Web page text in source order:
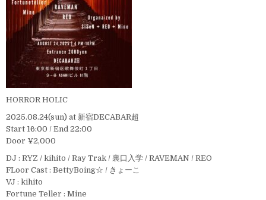
HORROR HOLIC
2025.08.24(sun) at 新宿DECABAR超
Start 16:00 / End 22:00
Door ¥2,000
DJ : RYZ / kihito / Ray Trak / 裏口入学 / RAVEMAN / REO
FLoor Cast : BettyBoing☆ / きょーこ
VJ : kihito
Fortune Teller : Mine